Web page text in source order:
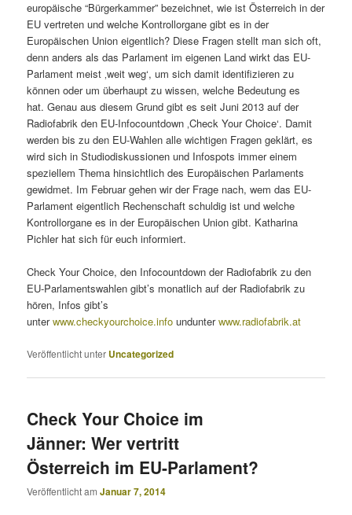
europäische “Bürgerkammer” bezeichnet, wie ist Österreich in der
EU vertreten und welche Kontrollorgane gibt es in der
Europäischen Union eigentlich? Diese Fragen stellt man sich oft,
denn anders als das Parlament im eigenen Land wirkt das EU-
Parlament meist ‚weit weg‘, um sich damit identifizieren zu
können oder um überhaupt zu wissen, welche Bedeutung es
hat. Genau aus diesem Grund gibt es seit Juni 2013 auf der
Radiofabrik den EU-Infocountdown ‚Check Your Choice‘. Damit
werden bis zu den EU-Wahlen alle wichtigen Fragen geklärt, es
wird sich in Studiodiskussionen und Infospots immer einem
speziellem Thema hinsichtlich des Europäischen Parlaments
gewidmet. Im Februar gehen wir der Frage nach, wem das EU-
Parlament eigentlich Rechenschaft schuldig ist und welche
Kontrollorgane es in der Europäischen Union gibt. Katharina
Pichler hat sich für euch informiert.
Check Your Choice, den Infocountdown der Radiofabrik zu den
EU-Parlamentswahlen gibt’s monatlich auf der Radiofabrik zu
hören, Infos gibt’s
unterwww.checkyourchoice.info undunterwww.radiofabrik.at
Veröffentlicht unter Uncategorized
Check Your Choice im
Jänner: Wer vertritt
Österreich im EU-Parlament?
Veröffentlicht amJanuar 7, 2014